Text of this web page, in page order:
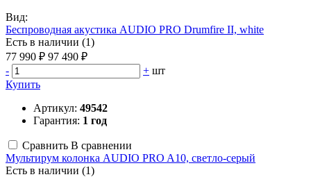
Вид:
Беспроводная акустика AUDIO PRO Drumfire II, white
Есть в наличии (1)
77 990 ₽ 97 490 ₽
-
+ шт
Купить
Артикул: 49542
Гарантия: 1 год
Сравнить В сравнении
Мультирум колонка AUDIO PRO A10, светло-серый
Есть в наличии (1)